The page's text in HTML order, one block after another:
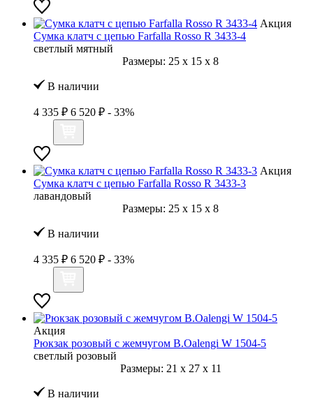
Акция
Сумка клатч с цепью Farfalla Rosso R 3433-4
светлый мятный
Размеры: 25 x 15 x 8
В наличии
4 335 ₽ 6 520 ₽ - 33%
Акция
Сумка клатч с цепью Farfalla Rosso R 3433-3
лавандовый
Размеры: 25 x 15 x 8
В наличии
4 335 ₽ 6 520 ₽ - 33%
Акция
Рюкзак розовый с жемчугом B.Oalengi W 1504-5
светлый розовый
Размеры: 21 x 27 x 11
В наличии